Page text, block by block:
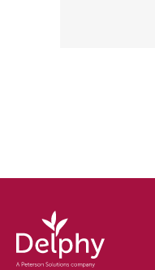
Delphy
-
Delphy